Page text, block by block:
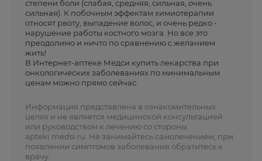
степени боли (слабая, средняя, сильная, очень
сильная). К побочным эффектам химиотерапии
относят рвоту, выпадение волос, и очень редко -
нарушение работы костного мозга. Но все это
преодолимо и ничто по сравнению с желанием
жить!
В Интернет-аптеке Медси купить лекарства при
онкологических заболеваниях по минимальным
ценам можно прямо сейчас.
Информация представлена в ознакомительных
целях и не является медицинской консультацией
или руководством к лечению со стороны
apteki.medsi.ru. Не занимайтесь самолечением, при
появлении симптомов заболевания обратитесь к
врачу.